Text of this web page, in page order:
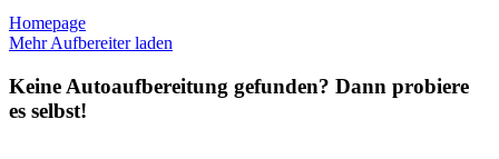
Homepage
Mehr Aufbereiter laden
Keine Autoaufbereitung gefunden? Dann probiere
es selbst!